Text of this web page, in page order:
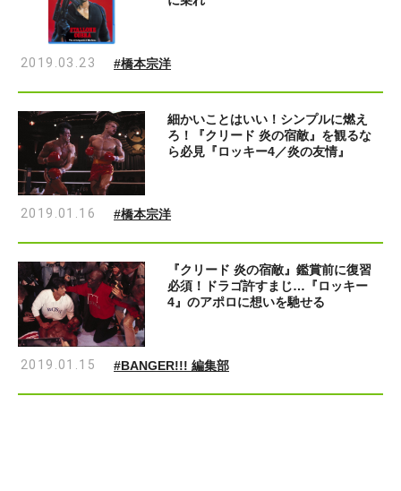
2019.03.23 #橋本宗洋
細かいことはいい！シンプルに燃え
ろ！『クリード 炎の宿敵』を観るな
ら必見『ロッキー4／炎の友情』
2019.01.16 #橋本宗洋
『クリード 炎の宿敵』鑑賞前に復習
必須！ドラゴ許すまじ…『ロッキー
4』のアポロに想いを馳せる
2019.01.15 #BANGER!!! 編集部